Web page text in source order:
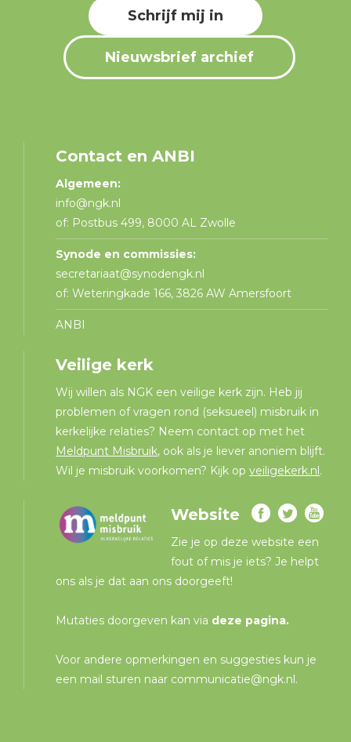
Schrijf mij in
Nieuwsbrief archief
Contact en ANBI
Algemeen:
info@ngk.nl
of: Postbus 499, 8000 AL Zwolle
Synode en commissies:
secretariaat@synodengk.nl
of: Weteringkade 166, 3826 AW Amersfoort
ANBI
Veilige kerk
Wij willen als NGK een veilige kerk zijn. Heb jij
problemen of vragen rond (seksueel) misbruik in
kerkelijke relaties? Neem contact op met het
Meldpunt Misbruik, ook als je liever anoniem blijft.
Wil je misbruik voorkomen? Kijk opveiligekerk.nl.
Website
Zie je op deze website een
fout of mis je iets? Je helpt
ons als je dat aan ons doorgeeft!
Mutaties doorgeven kan via deze pagina.
Voor andere opmerkingen en suggesties kun je
een mail sturen naar communicatie@ngk.nl.